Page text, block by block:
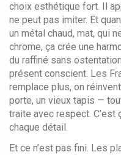
choix esthétique fort. Il
ne peut pas imiter. Et
un métal chaud, mat, qui
chrome, ça crée une
du raffiné sans
présent conscient. Les
remplace plus, on
porte, un vieux tapis —
traite avec respect. C’est
chaque détail.
Et ce n’est pas fini. Les